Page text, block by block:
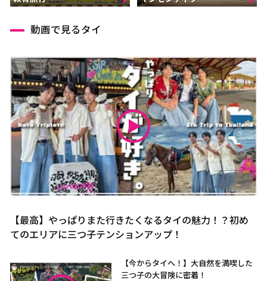
動画で見るタイ
【最高】やっぱりまた行きたくなるタイの魅力！？初め
てのエリアに三つ子テンションアップ！
【今からタイへ！】大自然を満喫した
三つ子の大冒険に密着！